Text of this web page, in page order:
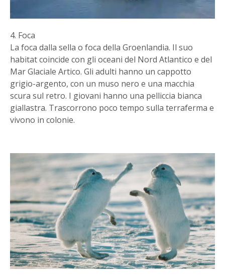
4. Foca
La foca dalla sella o foca della Groenlandia. Il suo
habitat coincide con gli oceani del Nord Atlantico e del
Mar Glaciale Artico. Gli adulti hanno un cappotto
grigio-argento, con un muso nero e una macchia
scura sul retro. I giovani hanno una pelliccia bianca
giallastra. Trascorrono poco tempo sulla terraferma e
vivono in colonie.